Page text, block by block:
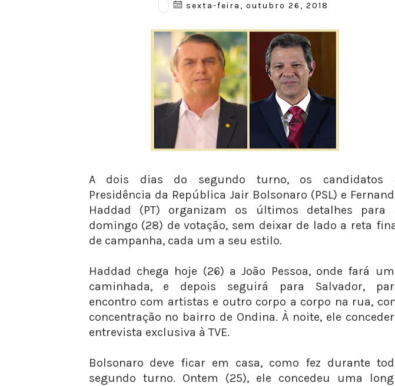
sexta-feira, outubro 26, 2018
A dois dias do segundo turno, os candidatos
Presidência da República Jair Bolsonaro (PSL) e
Haddad (PT) organizam os últimos detalhes para
domingo (28) de votação, sem deixar de lado a reta
de campanha, cada um a seu estilo.
Haddad chega hoje (26) a João Pessoa, onde fará
caminhada, e depois seguirá para Salvador,
encontro com artistas e outro corpo a corpo na rua,
concentração no bairro de Ondina. À noite, ele
entrevista exclusiva à TVE.
Bolsonaro deve ficar em casa, como fez durante
segundo turno. Ontem (25), ele concedeu uma